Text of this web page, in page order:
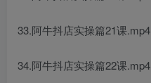
33.阿牛抖店实操篇21课.mp4
34.阿牛抖店实操篇22课.mp4